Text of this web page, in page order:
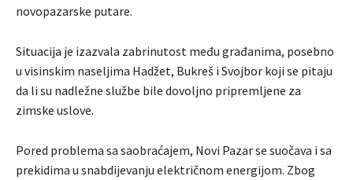
novopazarske putare.
Situacija je izazvala zabrinutost među građanima, posebno
u visinskim naseljima Hadžet, Bukreš i Svojbor koji se pitaju
da li su nadležne službe bile dovoljno pripremljene za
zimske uslove.
Pored problema sa saobraćajem, Novi Pazar se suočava i sa
prekidima u snabdijevanju električnom energijom. Zbog